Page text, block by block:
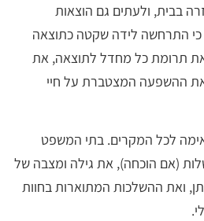
בבית, ולעתים גם הוצאות
כי התרחשה לידה שקטה כתוצאה
את תרומת כל מחדל לתוצאה, את
ההשפעה המצטברת על חיי
לכל המקרים. בתי המשפט
(אם הוכחה), את גילה ומצבה של
ואת ההשלכות המתוארות בחוות